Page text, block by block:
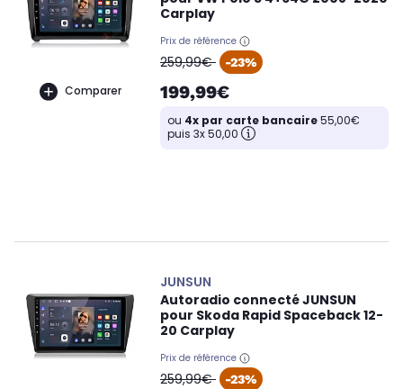
Comparer
Carplay
Prix de référence
oldPrice
259,99€ -23%
199,99€
ou 4x par carte bancaire55,00€
puis 3x 50,00
JUNSUN
Autoradio connecté JUNSUN
pour Skoda Rapid Spaceback 12-
20 Carplay
Prix de référence
oldPrice
259,99€ -23%